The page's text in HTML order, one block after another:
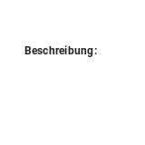
Beschreibung: